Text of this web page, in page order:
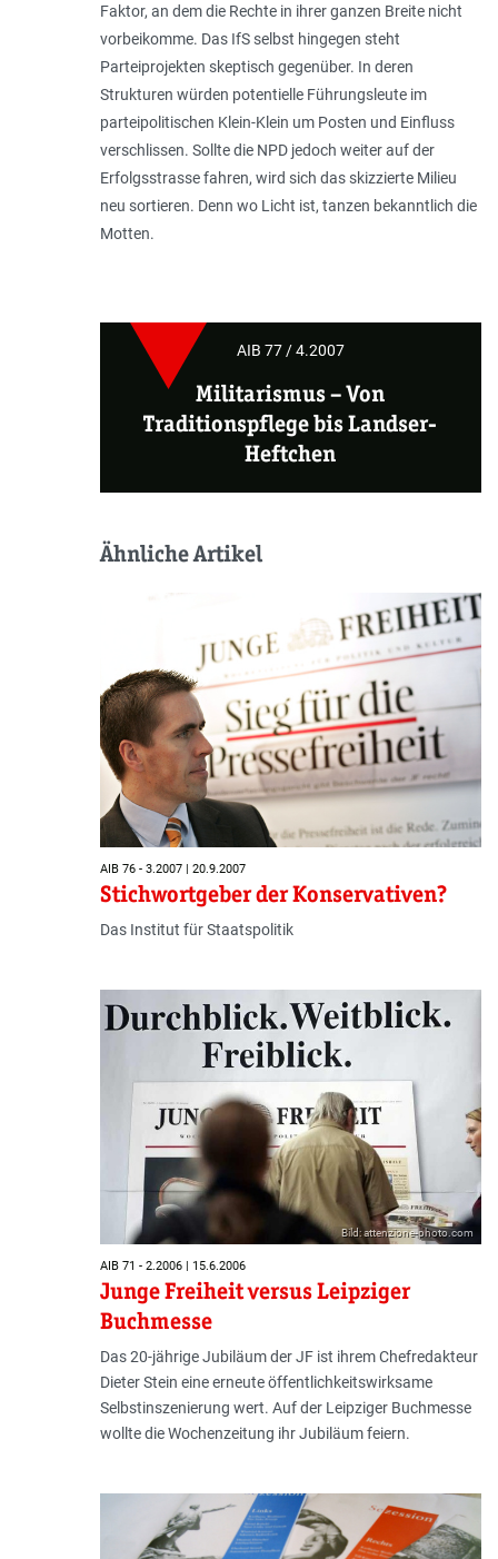
Faktor, an dem die Rechte in ihrer ganzen Breite nicht
vorbeikomme. Das IfS selbst hingegen steht
Parteiprojekten skeptisch gegenüber. In deren
Strukturen würden potentielle Führungsleute im
parteipolitischen Klein-Klein um Posten und Einfluss
verschlissen. Sollte die NPD jedoch weiter auf der
Erfolgsstrasse fahren, wird sich das skizzierte Milieu
neu sortieren. Denn wo Licht ist, tanzen bekanntlich die
Motten.
AIB 77 / 4.2007
Militarismus–Von
Traditionspflege bis Landser-
Heftchen
Ähnliche Artikel
AIB 76 - 3.2007 | 20.9.2007
Stichwortgeber der Konservativen?
Das Institut für Staatspolitik
Bild: attenzione-photo.com
AIB 71 - 2.2006 | 15.6.2006
Junge Freiheit versus Leipziger
Buchmesse
Das 20-jährige Jubiläum der JF ist ihrem Chefredakteur
Dieter Stein eine erneute öffentlichkeitswirksame
Selbstinszenierung wert. Auf der Leipziger Buchmesse
wollte die Wochenzeitung ihr Jubiläum feiern.